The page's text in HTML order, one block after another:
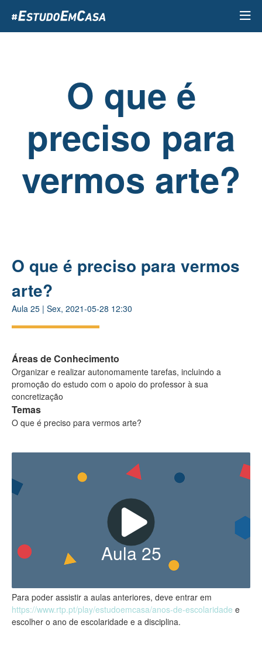
para
o
O que é
preciso para
vermos arte?
O que é preciso para vermos
arte?
Aula 25 | Sex, 2021-05-28 12:30
Áreas de Conhecimento
Organizar e realizar autonomamente tarefas, incluindo a
promoção do estudo com o apoio do professor à sua
concretização
Temas
O que é preciso para vermos arte?
Aula25
Para poder assistir a aulas anteriores, deve entrar em
https://www.rtp.pt/play/estudoemcasa/anos-de-escolaridade e
escolher o ano de escolaridade e a disciplina.